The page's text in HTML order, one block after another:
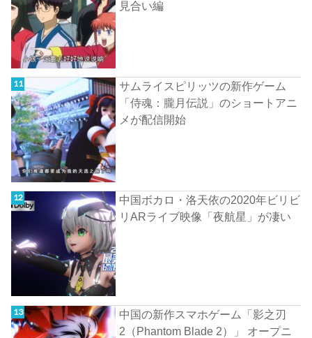
見合い編
サムライスピリッツの新作ゲーム
「侍魂：朧月伝説」のショートアニ
メが配信開始
中国ボカロ・洛天依の2020年ビリビ
リARライブ映像「夜航星」が凄い
中国の新作スマホゲーム「影之刃
2（Phantom Blade 2）」 オープニ